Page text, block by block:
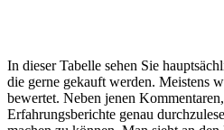
In dieser Tabelle sehen Sie
die gerne gekauft werden. Meistens
bewertet. Neben jenen
Erfahrungsberichte genau